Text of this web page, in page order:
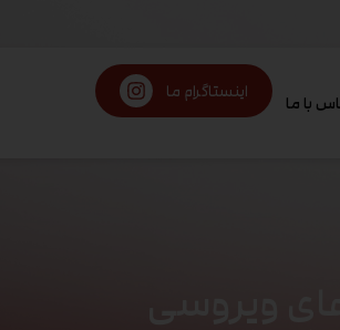
با ما
اینستاگرام ما